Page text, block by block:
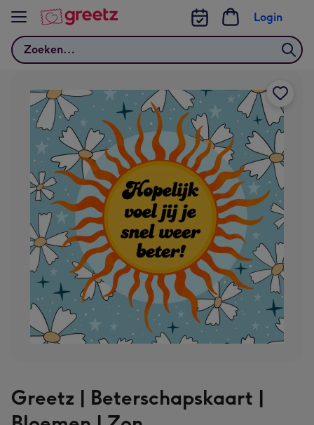
Bekijk meer
Zoeken
Login
Greetz | Beterschapskaart |